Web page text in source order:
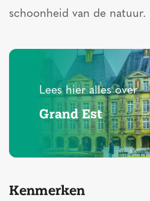
schoonheid van de natuur.
Lees hier alles over
Grand Est
Kenmerken